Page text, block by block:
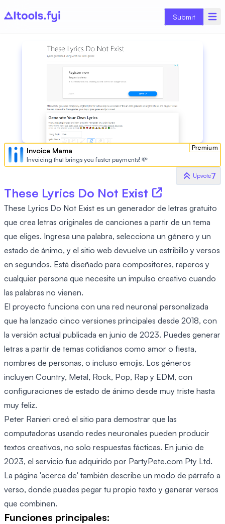
Submit
Premium
Invoice Mama
Invoicing that brings you faster payments! 💸
Upvote7
These Lyrics Do Not Exist
These Lyrics Do Not Exist es un generador de letras gratuito
que crea letras originales de canciones a partir de un tema
que eliges. Ingresa una palabra, selecciona un género y un
estado de ánimo, y el sitio web devuelve un estribillo y versos
en segundos. Está diseñado para compositores, raperos y
cualquier persona que necesite un impulso creativo cuando
las palabras no vienen.
El proyecto funciona con una red neuronal personalizada
que ha lanzado cinco versiones principales desde 2018, con
la versión actual publicada en junio de 2023. Puedes generar
letras a partir de temas cotidianos como amor o fiesta,
nombres de personas, o incluso emojis. Los géneros
incluyen Country, Metal, Rock, Pop, Rap y EDM, con
configuraciones de estado de ánimo desde muy triste hasta
muy feliz.
Peter Ranieri creó el sitio para demostrar que las
computadoras usando redes neuronales pueden producir
textos creativos, no solo respuestas fácticas. En junio de
2023, el servicio fue adquirido por PartyPete.com Pty Ltd.
La página 'acerca de' también describe un modo de párrafo a
verso, donde puedes pegar tu propio texto y generar versos
que combinen.
Funciones principales: